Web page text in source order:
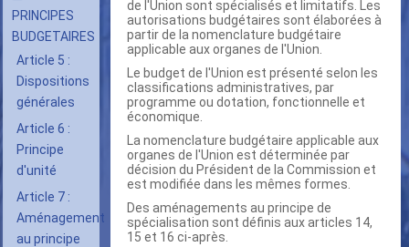
PRINCIPES
BUDGETAIRES
Article 5 :
Dispositions
générales
Article 6 :
Principe
d'unité
Article 7 :
Aménagement
au principe
de l'Union sont spécialisés et limitatifs. Les
autorisations budgétaires sont élaborées à
partir de la nomenclature budgétaire
applicable aux organes de l'Union.
Le budget de l'Union est présenté selon les
classifications administratives, par
programme ou dotation, fonctionnelle et
économique.
La nomenclature budgétaire applicable aux
organes de l'Union est déterminée par
décision du Président de la Commission et
est modifiée dans les mêmes formes.
Des aménagements au principe de
spécialisation sont définis aux articles 14,
15 et 16 ci-après.